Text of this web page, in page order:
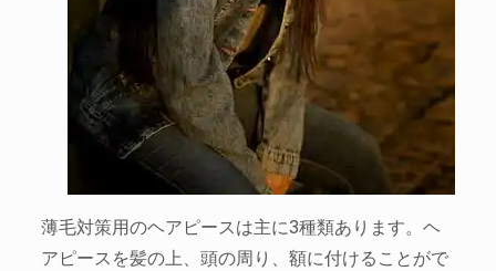
薄毛対策用のヘアピースは主に3種類あります。ヘ
アピースを髪の上、頭の周り、額に付けることがで